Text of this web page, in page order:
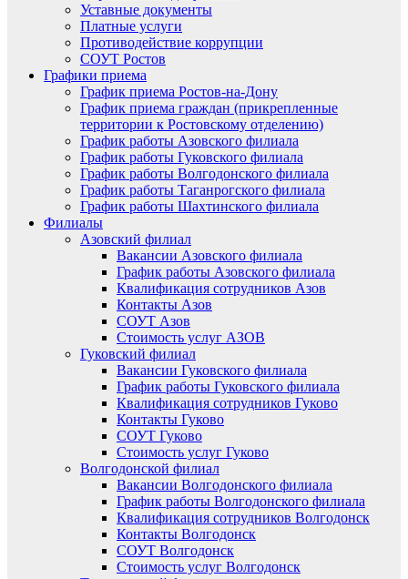
Уставные документы
Платные услуги
Противодействие коррупции
СОУТ Ростов
Графики приема
График приема Ростов-на-Дону
График приема граждан (прикрепленные
территории к Ростовскому отделению)
График работы Азовского филиала
График работы Гуковского филиала
График работы Волгодонского филиала
График работы Таганрогского филиала
График работы Шахтинского филиала
Филиалы
Азовский филиал
Вакансии Азовского филиала
График работы Азовского филиала
Квалификация сотрудников Азов
Контакты Азов
СОУТ Азов
Стоимость услуг АЗОВ
Гуковский филиал
Вакансии Гуковского филиала
График работы Гуковского филиала
Квалификация сотрудников Гуково
Контакты Гуково
СОУТ Гуково
Стоимость услуг Гуково
Волгодонской филиал
Вакансии Волгодонского филиала
График работы Волгодонского филиала
Квалификация сотрудников Волгодонск
Контакты Волгодонск
СОУТ Волгодонск
Стоимость услуг Волгодонск